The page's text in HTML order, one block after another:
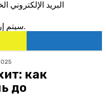
البريد الإلكتروني
سيتم إرساله بالبريد الالكتروني كلمة سر لك.
как
до